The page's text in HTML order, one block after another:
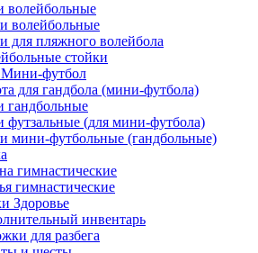
волейбольные
волейбольные
для пляжного волейбола
стойки
Мини-футбол
для гандбола (мини-футбола)
гандбольные
футзальные (для мини-футбола)
мини-футбольные (гандбольные)
гимнастические
гимнастические
Здоровье
инвентарь
для разбега